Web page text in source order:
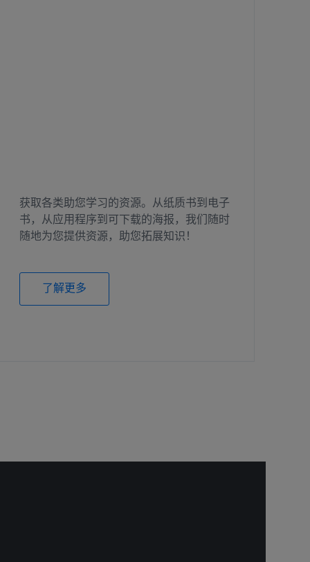
获取各类助您学习的资源。从纸质书到电子
书，从应用程序到可下载的海报，我们随时
随地为您提供资源，助您拓展知识！
了解更多